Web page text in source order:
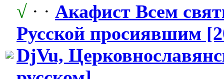
√ · · Акафист Всем
Русской просиявшим
DjVu, Церковнослав